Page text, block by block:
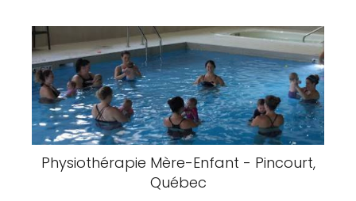
Physiothérapie Mère-Enfant - Pincourt,
Québec